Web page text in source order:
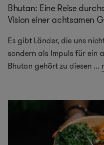
Bhutan: Eine Reise
Vision einer achtsamen
Es gibt Länder, die uns
sondern als Impuls für ein
Bhutan gehört zu diesen ...